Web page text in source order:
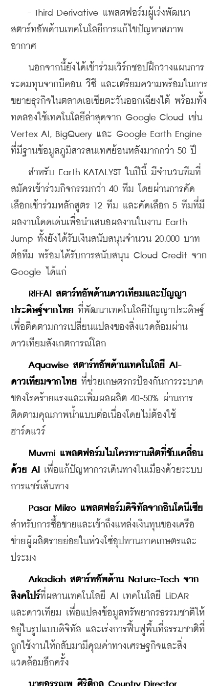
- Third Derivative แพลตฟอร์มผู้เร่งพัฒนา
สตาร์ทอัพด้านเทคโนโลยีการแก้ไขปัญหาสภาพ
อากาศ
นอกจากนี้ยังได้เข้าร่วมเวิร์กชอปฝึกวางแผนการ
ระดมทุนจากบีคอน วีซี และเตรียมความพร้อมในการ
ขยายธุรกิจในตลาดเอเชียตะวันออกเฉียงใต้ พร้อมทั้ง
ทดลองใช้เทคโนโลยีล่าสุดจาก Google Cloud เช่น
Vertex AI, BigQuery และ Google Earth Engine
ที่มีฐานข้อมูลภูมิสารสนเทศย้อนหลังมากกว่า 50 ปี
สำหรับ Earth KATALYST ในปีนี้ มีจำนวนทีมที่
สมัครเข้าร่วมกิจกรรมกว่า 40 ทีม โดยผ่านการคัด
เลือกเข้าร่วมหลักสูตร 12 ทีม และคัดเลือก 5 ทีมที่มี
ผลงานโดดเด่นเพื่อนำเสนอผลงานในงาน Earth
Jump ทั้งยังได้รับเงินสนับสนุนจำนวน 20,000 บาท
ต่อทีม พร้อมได้รับการสนับสนุน Cloud Credit จาก
Google ได้แก่
RIFFAI สตาร์ทอัพด้านดาวเทียมและปัญญา
ประดิษฐ์จากไทย ที่พัฒนาเทคโนโลยีปัญญาประดิษฐ์
เพื่อติดตามการเปลี่ยนแปลงของสิ่งแวดล้อมผ่าน
ดาวเทียมสังเกตการณ์โลก
Aquawise สตาร์ทอัพด้านเทคโนโลยี AI-
ดาวเทียมจากไทย ที่ช่วยเกษตรกรป้องกันการระบาด
ของโรคร้ายแรงและเพิ่มผลผลิต 40-50% ผ่านการ
ติดตามคุณภาพน้ำแบบต่อเนื่องโดยไม่ต้องใช้
ฮาร์ดแวร์
Muvmi แพลตฟอร์มไมโครทรานสิตที่ขับเคลื่อน
ด้วย AI เพื่อแก้ปัญหาการเดินทางในเมืองด้วยระบบ
การแชร์เส้นทาง
Pasar Mikro แพลตฟอร์มดิจิทัลจากอินโดนีเซีย
สำหรับการซื้อขายและเข้าถึงแหล่งเงินทุนของเครือ
ข่ายผู้ผลิตรายย่อยในห่วงโซ่อุปทานภาคเกษตรและ
ประมง
Arkadiah สตาร์ทอัพด้าน Nature-Tech จาก
สิงคโปร์ที่ผสานเทคโนโลยี AI เทคโนโลยี
LiDAR
และดาวเทียม เพื่อแปลงข้อมูลทรัพยากรธรรมชาติให้
อยู่ในรูปแบบดิจิทัล และเร่งการฟื้นฟูพื้นที่ธรรมชาติที่
ถูกใช้งานให้กลับมามีคุณค่าทางเศรษฐกิจและสิ่ง
แวดล้อมอีกครั้ง
นายอรรณพ ศิริติกุล Country Director,